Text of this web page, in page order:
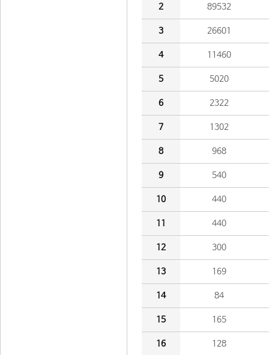
2 89532
3 26601
4 11460
5 5020
6 2322
7 1302
8 968
9 540
10 440
11 440
12 300
13 169
14 84
15 165
16 128